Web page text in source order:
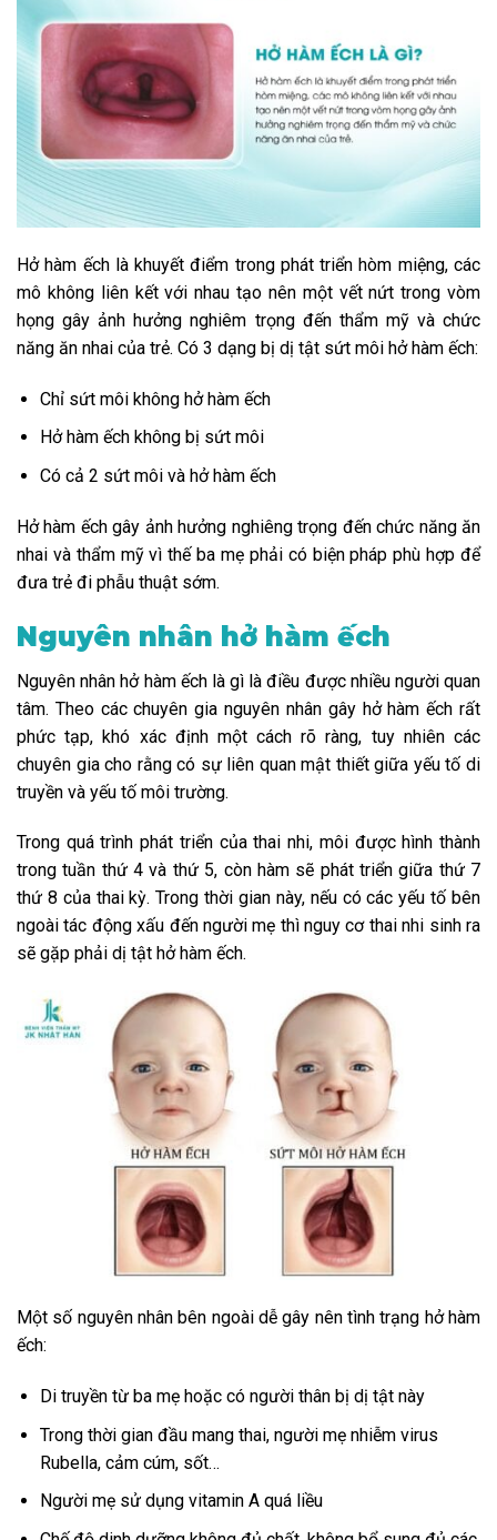
Hở hàm ếch là khuyết điểm trong phát triển hòm miệng, các
mô không liên kết với nhau tạo nên một vết nứt trong vòm
họng gây ảnh hưởng nghiêm trọng đến thẩm mỹ và chức
năng ăn nhai của trẻ. Có 3 dạng bị dị tật sứt môi hở hàm ếch:
Chỉ sứt môi không hở hàm ếch
Hở hàm ếch không bị sứt môi
Có cả 2 sứt môi và hở hàm ếch
Hở hàm ếch gây ảnh hưởng nghiêng trọng đến chức năng ăn
nhai và thẩm mỹ vì thế ba mẹ phải có biện pháp phù hợp để
đưa trẻ đi phẫu thuật sớm.
Nguyên nhân hở hàm ếch
Nguyên nhân hở hàm ếch là gì là điều được nhiều người quan
tâm. Theo các chuyên gia nguyên nhân gây hở hàm ếch rất
phức tạp, khó xác định một cách rõ ràng, tuy nhiên các
chuyên gia cho rằng có sự liên quan mật thiết giữa yếu tố di
truyền và yếu tố môi trường.
Trong quá trình phát triển của thai nhi, môi được hình thành
trong tuần thứ 4 và thứ 5, còn hàm sẽ phát triển giữa thứ 7
thứ 8 của thai kỳ. Trong thời gian này, nếu có các yếu tố bên
ngoài tác động xấu đến người mẹ thì nguy cơ thai nhi sinh ra
sẽ gặp phải dị tật hở hàm ếch.
Một số nguyên nhân bên ngoài dễ gây nên tình trạng hở hàm
ếch:
Di truyền từ ba mẹ hoặc có người thân bị dị tật này
Trong thời gian đầu mang thai, người mẹ nhiễm virus
Rubella, cảm cúm, sốt…
Người mẹ sử dụng vitamin A quá liều